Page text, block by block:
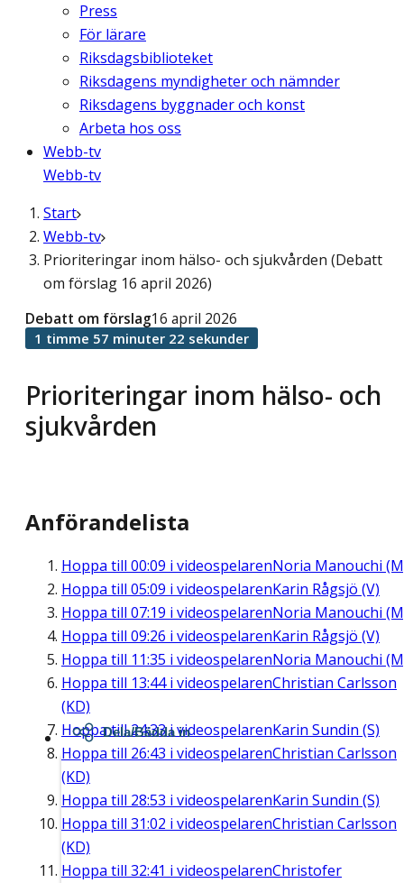
Press
För lärare
Riksdagsbiblioteket
Riksdagens myndigheter och nämnder
Riksdagens byggnader och konst
Arbeta hos oss
Webb-tv
Webb-tv
Start
Webb-tv
Prioriteringar inom hälso- och sjukvården (Debatt
om förslag 16 april 2026)
Prioriteringar inom hälso- och
sjukvården
Debatt om förslag16 april 2026
1 timme 57 minuter 22 sekunder
Anförandelista
Hoppa till 00:09 i videospelarenNoria Manouchi
Hoppa till 05:09 i videospelarenKarin Rågsjö (V)
Hoppa till 07:19 i videospelarenNoria Manouchi
Hoppa till 09:26 i videospelarenKarin Rågsjö (V)
Hoppa till 11:35 i videospelarenNoria Manouchi
Hoppa till 13:44i videospelarenChristian Carlsson
(KD)
Hoppa till24:33i videospelarenKarin Sundin (S)
Hoppa till 26:43 i videospelarenChristian Carlsson
(KD)
Hoppa till 28:53 i videospelarenKarin Sundin (S)
Hoppa till 31:02 i videospelarenChristian Carlsson
(KD)
Hoppa till 32:41 i videospelarenChristofer
Dela/Bädda in